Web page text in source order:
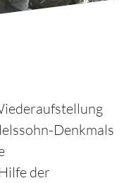
Denkmals
der